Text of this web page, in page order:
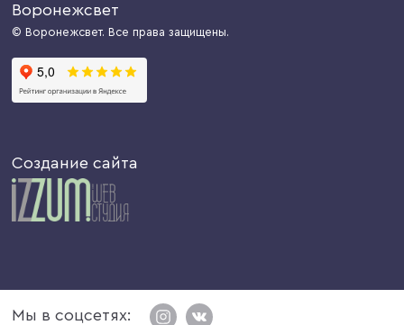
Воронежсвет
© Воронежсвет. Все права защищены.
Создание сайта
Мы в соцсетях: